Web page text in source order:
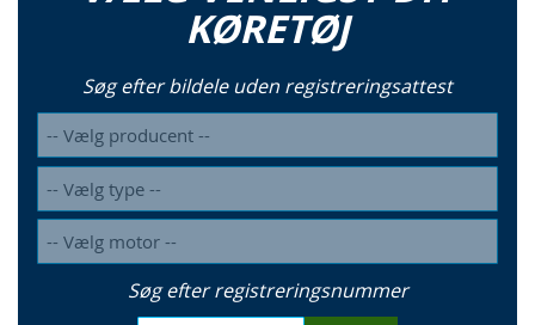
KØRETØJ
Søg efter bildele uden registreringsattest
Søg efter registreringsnummer